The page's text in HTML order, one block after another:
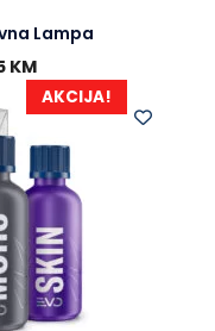
Lampa
KM
AKCIJA!